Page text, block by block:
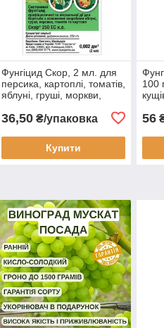
Фунгіцид Скор, 2 мл. для
персика, картоплі, томатів,
яблуні, груші, моркви,
36,50₴/упаковка
Купити
100
56